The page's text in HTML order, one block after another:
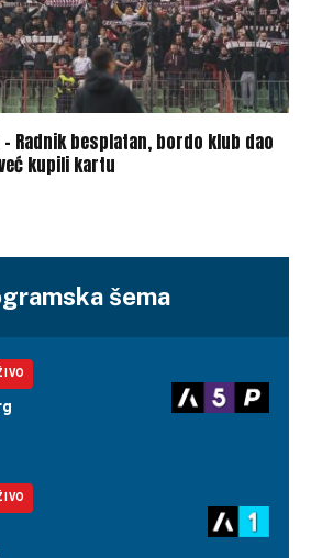
– Radnik besplatan, bordo klub dao
kupili kartu
šema